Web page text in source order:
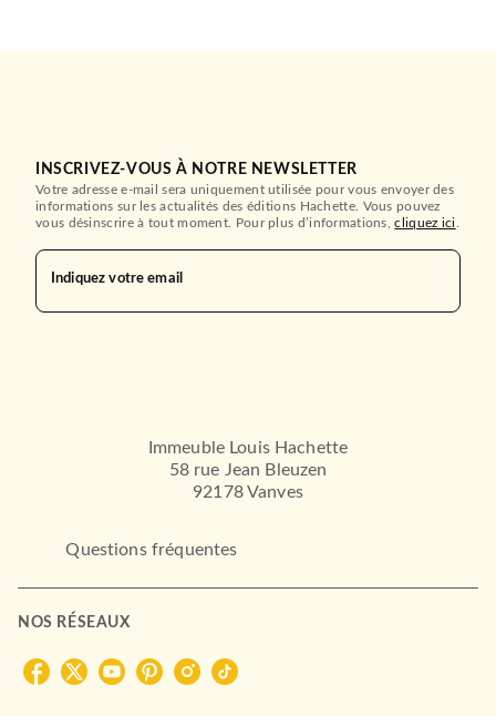
INSCRIVEZ-VOUS À NOTRE NEWSLETTER
Votre adresse e-mail sera uniquement utilisée pour vous envoyer des
informations sur les actualités des éditions Hachette. Vous pouvez
vous désinscrire à tout moment. Pour plus d’informations,cliquez ici
Indiquez votre email
Immeuble Louis Hachette
58 rue Jean Bleuzen
92178 Vanves
Questions fréquentes
NOS RÉSEAUX